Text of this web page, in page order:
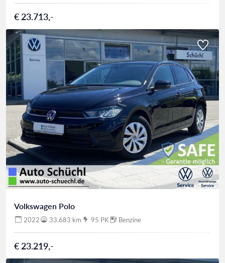
€ 23.713,-
Volkswagen Polo
2022 33.683 km 95 PK Benzine
€ 23.219,-